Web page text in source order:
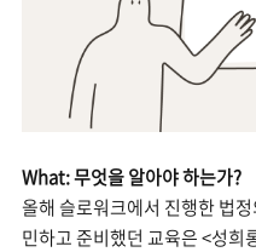
What: 무엇을 알아야 하는가?
올해 슬로워크에서 진행한 법
민하고 준비했던 교육은 <성희